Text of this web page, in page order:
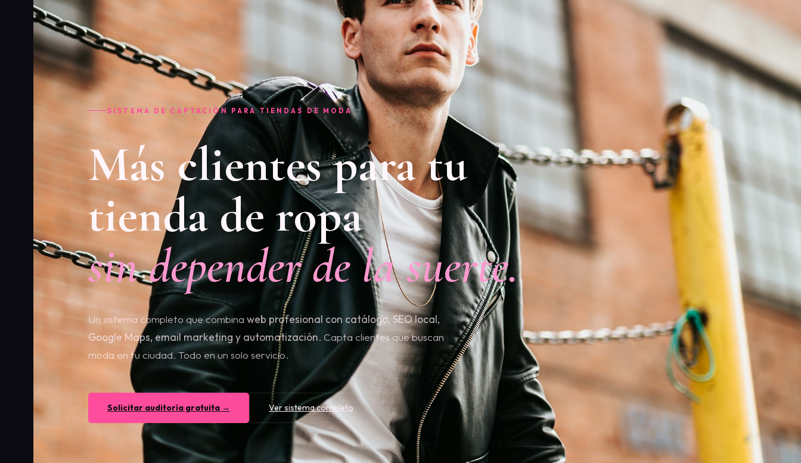
SISTEMA DE CAPTACIÓN PARA TIENDAS DE MODA
Más clientes para tu
tienda de ropa
sin depender de la suerte.
Un sistema completo que combina web profesional con catálogo, SEO local,
Google Maps, email marketing y automatización. Capta clientes que buscan
moda en tu ciudad. Todo en un solo servicio.
Solicitar auditoría gratuita → Ver sistema completo